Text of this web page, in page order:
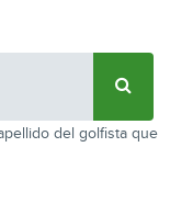
del golfista que